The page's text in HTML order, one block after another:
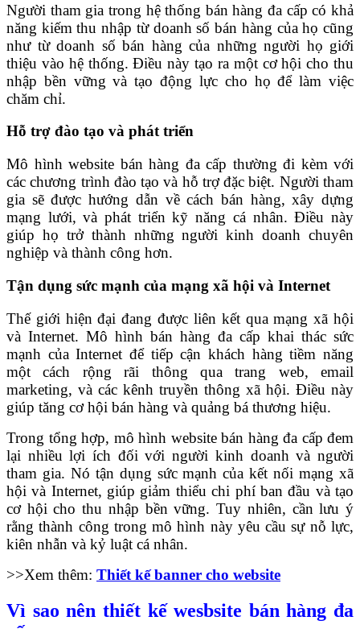
Người tham gia trong hệ thống bán hàng đa cấp có khả
năng kiếm thu nhập từ doanh số bán hàng của họ cũng
như từ doanh số bán hàng của những người họ giới
thiệu vào hệ thống. Điều này tạo ra một cơ hội cho thu
nhập bền vững và tạo động lực cho họ để làm việc
chăm chỉ.
Hỗ trợ đào tạo và phát triển
Mô hình website bán hàng đa cấp thường đi kèm với
các chương trình đào tạo và hỗ trợ đặc biệt. Người tham
gia sẽ được hướng dẫn về cách bán hàng, xây dựng
mạng lưới, và phát triển kỹ năng cá nhân. Điều này
giúp họ trở thành những người kinh doanh chuyên
nghiệp và thành công hơn.
Tận dụng sức mạnh của mạng xã hội và Internet
Thế giới hiện đại đang được liên kết qua mạng xã hội
và Internet. Mô hình bán hàng đa cấp khai thác sức
mạnh của Internet để tiếp cận khách hàng tiềm năng
một cách rộng rãi thông qua trang web, email
marketing, và các kênh truyền thông xã hội. Điều này
giúp tăng cơ hội bán hàng và quảng bá thương hiệu.
Trong tổng hợp, mô hình website bán hàng đa cấp đem
lại nhiều lợi ích đối với người kinh doanh và người
tham gia. Nó tận dụng sức mạnh của kết nối mạng xã
hội và Internet, giúp giảm thiểu chi phí ban đầu và tạo
cơ hội cho thu nhập bền vững. Tuy nhiên, cần lưu ý
rằng thành công trong mô hình này yêu cầu sự nỗ lực,
kiên nhẫn và kỷ luật cá nhân.
>>Xem thêm: Thiết kế banner cho website
Vì sao nên thiết kế wesbsite bán hàng đa